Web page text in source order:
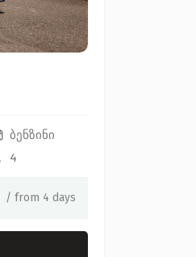
ბენზინი
4
/ from 4 days